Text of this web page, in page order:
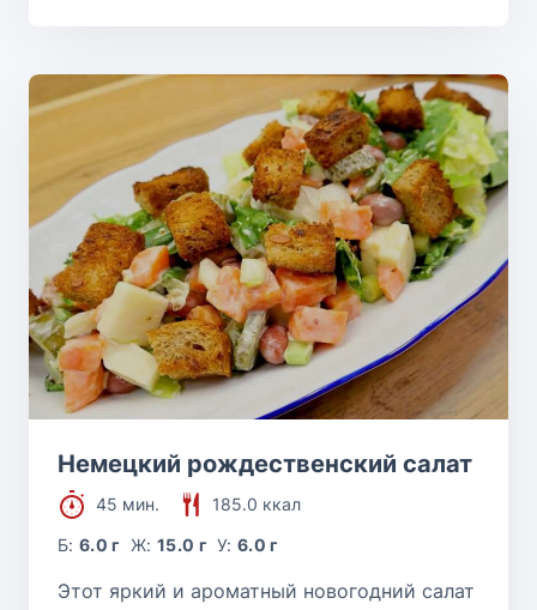
Немецкий рождественский салат
45 мин.
185.0 ккал
Б:6.0 г Ж: 15.0 г У:6.0 г
Этот яркий и ароматный новогодний салат